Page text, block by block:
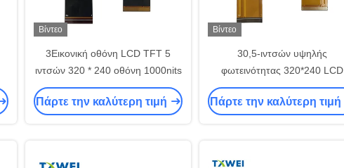
Βίντεο
3Εικονική οθόνη LCD TFT 5
ιντσών 320 * 240 οθόνη 1000nits
Πάρτε την καλύτερη τιμή
Βίντεο
30,5-ιντσών υψηλής
φωτεινότητας 320*240 LCD
οθόνη με 1400nits και RGB
διεπαφή
Πάρτε την καλύτερη τιμή